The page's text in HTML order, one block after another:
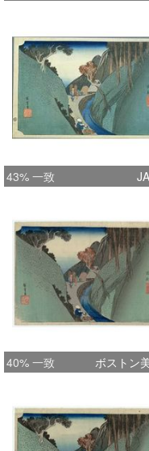
43% 一致
40% 一致 ボストン